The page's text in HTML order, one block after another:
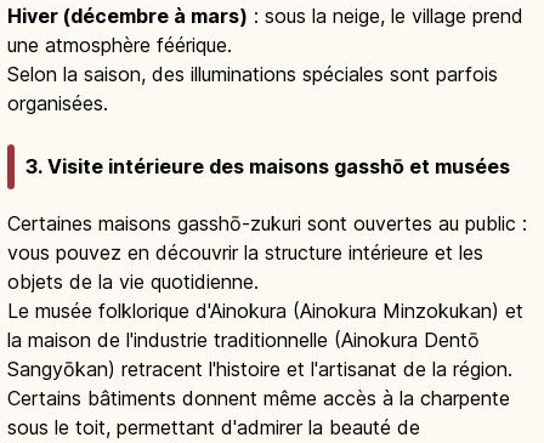
Hiver (décembre à mars) : sous la neige, le village prend
une atmosphère féérique.
Selon la saison, des illuminations spéciales sont parfois
organisées.
3. Visite intérieure des maisons gasshō et musées
Certaines maisons gasshō-zukuri sont ouvertes au public :
vous pouvez en découvrir la structure intérieure et les
objets de la vie quotidienne.
Le musée folklorique d'Ainokura (Ainokura Minzokukan) et
la maison de l'industrie traditionnelle (Ainokura Dentō
Sangyōkan) retracent l'histoire et l'artisanat de la région.
Certains bâtiments donnent même accès à la charpente
sous le toit, permettant d'admirer la beauté de